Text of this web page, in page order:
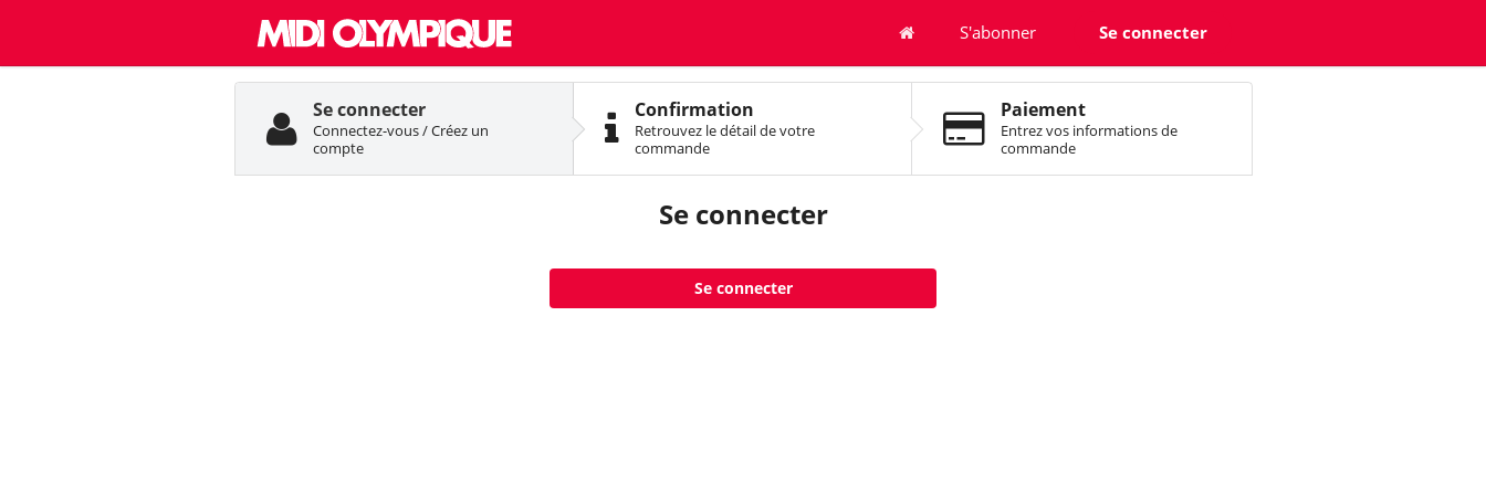
S'abonner Se connecter
Se connecter
Connectez-vous / Créez un
compte
Confirmation
Retrouvez le détail de votre
commande
Paiement
Entrez vos informations de
commande
Se connecter
Se connecter